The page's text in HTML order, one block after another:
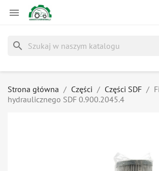

search
Strona główna Części Części SDF
hydraulicznego SDF 0.900.2045.4